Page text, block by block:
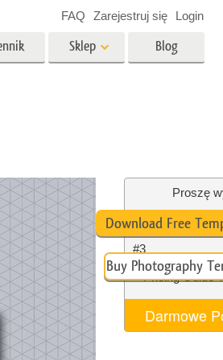
nieruchomości
Foto Przywracanie Usługi
Sklep
dla
Blog
FAQ Zarejestruj się Login
Proszę
Free Mini
#3
Pricing Guide
Darmowe
Download Free
Buy Photography